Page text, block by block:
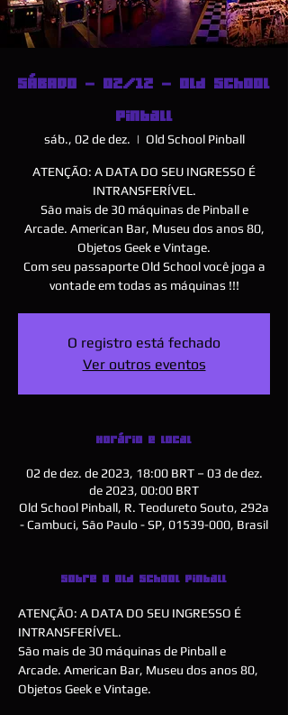
SÁBADO - 02/12 - Old School
Pinball
sáb., 02 de dez.
  |
Old School Pinball
ATENÇÃO: A DATA DO SEU INGRESSO É
INTRANSFERÍVEL.
São mais de 30 máquinas de Pinball e
Arcade. American Bar, Museu dos anos 80,
Objetos Geek e Vintage.
Com seu passaporte Old School você joga a
vontade em todas as máquinas !!!
O registro está fechado
Ver outros eventos
Horário e local
02 de dez. de 2023, 18:00 BRT – 03 de dez.
de 2023, 00:00 BRT
Old School Pinball, R. Teodureto Souto, 292a
- Cambuci, São Paulo - SP, 01539-000, Brasil
Sobre o Old School Pinball
ATENÇÃO: A DATA DO SEU INGRESSO É
INTRANSFERÍVEL.
São mais de 30 máquinas de Pinball e
Arcade. American Bar, Museu dos anos 80,
Objetos Geek e Vintage.